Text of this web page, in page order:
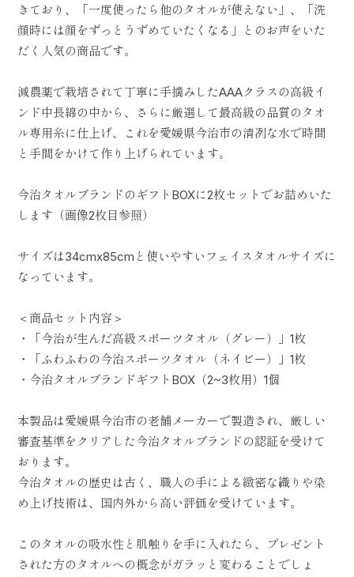
きており、「一度使ったら他のタオルが使えない」、「洗
顔時には顔をずっとうずめていたくなる」とのお声をいた
だく人気の商品です。
減農薬で栽培されて丁寧に手摘みしたAAAクラスの高級イ
ンド中長綿の中から、さらに厳選して最高級の品質のタオ
ル専用糸に仕上げ、これを愛媛県今治市の清冽な水で時間
と手間をかけて作り上げられています。
今治タオルブランドのギフトBOXに2枚セットでお詰めいた
します（画像2枚目参照）
サイズは34cmx85cmと使いやすいフェイスタオルサイズに
なっています。
＜商品セット内容＞
・「今治が生んだ高級スポーツタオル（グレー）」1枚
・「ふわふわの今治スポーツタオル（ネイビー）」1枚
・今治タオルブランドギフトBOX（2~3枚用）1個
本製品は愛媛県今治市の老舗メーカーで製造され、厳しい
審査基準をクリアした今治タオルブランドの認証を受けて
おります。
今治タオルの歴史は古く、職人の手による緻密な織りや染
め上げ技術は、国内外から高い評価を受けています。
このタオルの吸水性と肌触りを手に入れたら、プレゼント
された方のタオルへの概念がガラッと変わることでしょ